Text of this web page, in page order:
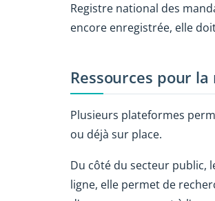
Registre national des
encore enregistrée, elle
Ressources pour
Plusieurs plateformes
ou déjà sur place.
Du côté du secteur public,
ligne, elle permet de